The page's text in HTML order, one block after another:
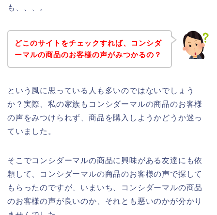
も、、、。
どこのサイトをチェックすれば、コンシダ
ーマルの商品のお客様の声がみつかるの？
という風に思っている人も多いのではないでしょう
か？実際、私の家族もコンシダーマルの商品のお客様
の声をみつけられず、商品を購入しようかどうか迷っ
ていました。
そこでコンシダーマルの商品に興味がある友達にも依
頼して、コンシダーマルの商品のお客様の声で探して
もらったのですが、いまいち、コンシダーマルの商品
のお客様の声が良いのか、それとも悪いのかが分かり